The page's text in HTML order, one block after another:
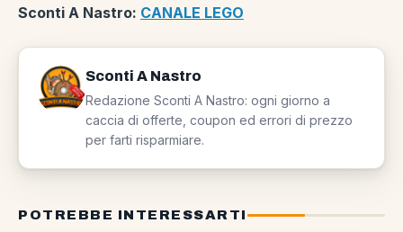
Sconti A Nastro: CANALE LEGO
Sconti A Nastro
Redazione Sconti A Nastro: ogni giorno a
caccia di offerte, coupon ed errori di prezzo
per farti risparmiare.
POTREBBE INTERESSARTI